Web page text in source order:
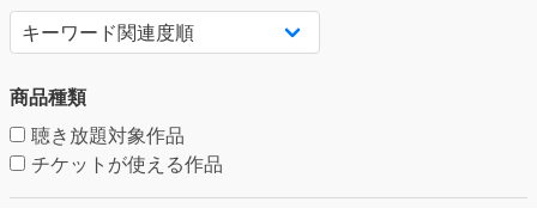
商品種類
聴き放題対象作品
チケットが使える作品